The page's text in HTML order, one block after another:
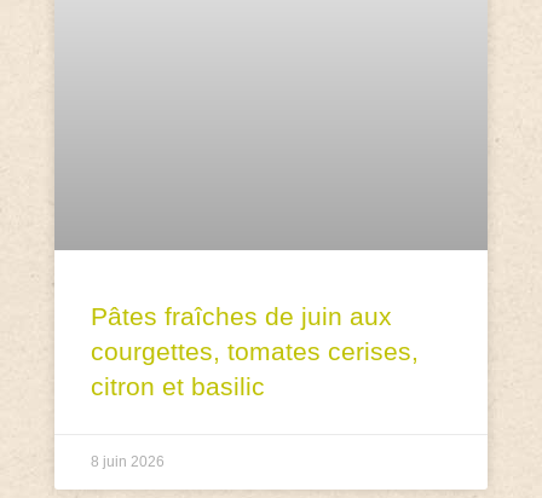
Pâtes fraîches de juin aux
courgettes, tomates cerises,
citron et basilic
8 juin 2026